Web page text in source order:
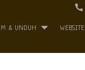
& UNDUH WEBSITE